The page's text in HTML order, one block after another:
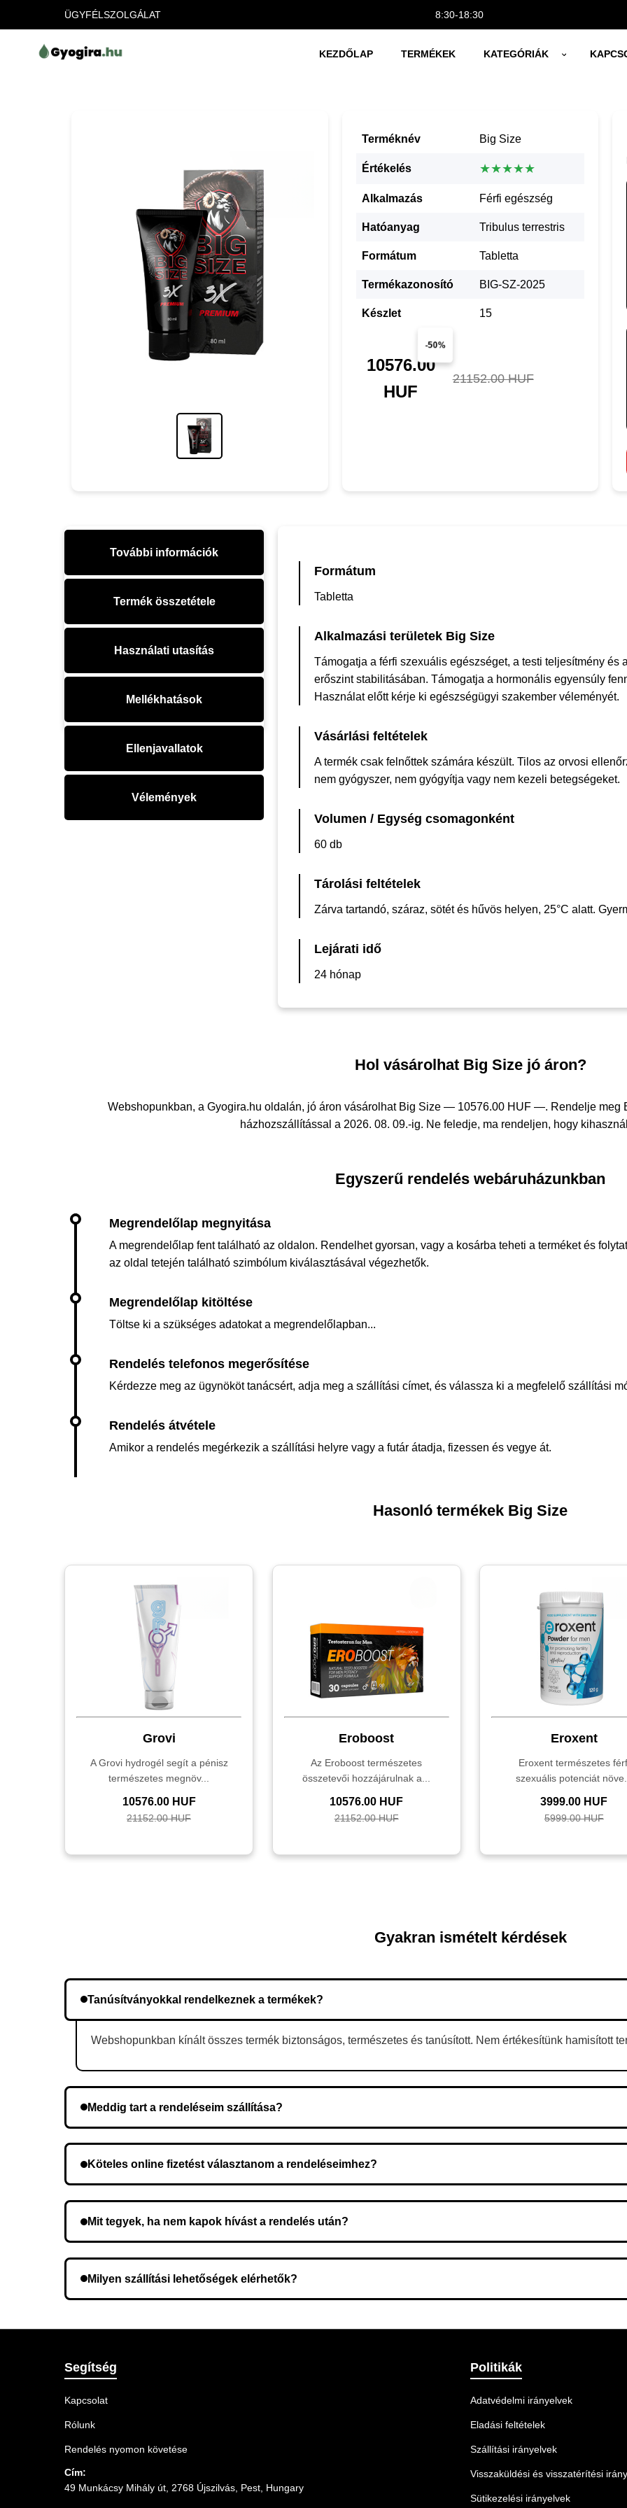
ÜGYFÉLSZOLGÁLAT 8:30-18:30
KEZDŐLAP TERMÉKEK KATEGÓRIÁK
Terméknév Big Size
Értékelés ★★★★★
Alkalmazás Férfi egészség
Hatóanyag Tribulus terrestris
Formátum Tabletta
Termékazonosító BIG-SZ-2025
Készlet 15
-50%
10576.00
HUF
21152.00 HUF
További információk
Termék összetétele
Használati utasítás
Mellékhatások
Ellenjavallatok
Vélemények
Formátum
Tabletta
Alkalmazási területek Big Size
Támogatja a férfi szexuális egészséget, a testi teljesítmény és
erőszint stabilitásában. Támogatja a hormonális egyensúly
Használat előtt kérje ki egészségügyi szakember véleményét.
Vásárlási feltételek
A termék csak felnőttek számára készült. Tilos az orvosi
nem gyógyszer, nem gyógyítja vagy nem kezeli betegségeket.
Volumen / Egység csomagonként
60 db
Tárolási feltételek
Zárva tartandó, száraz, sötét és hűvös helyen, 25°C alatt.
Lejárati idő
24 hónap
Hol vásárolhat Big Size jó áron?
Webshopunkban, a Gyogira.hu oldalán, jó áron vásárolhat Big Size — 10576.00 HUF —. Rendelje
házhozszállítással a 2026. 08. 09.-ig. Ne feledje, ma rendeljen, hogy
Egyszerű rendelés webáruházunkban
A megrendelőlap fent található az oldalon. Rendelhet gyorsan, vagy a kosárba teheti a terméket és
az oldal tetején található szimbólum kiválasztásával végezhetők.
Töltse ki a szükséges adatokat a megrendelőlapban...
Kérdezze meg az ügynököt tanácsért, adja meg a szállítási címet, és válassza ki a megfelelő szállítási
Amikor a rendelés megérkezik a szállítási helyre vagy a futár átadja, fizessen és vegye át.
Hasonló termékek Big Size
Grovi
A Grovi hydrogél segít a pénisz
természetes megnöv...
10576.00 HUF
21152.00 HUF
Eroboost
Az Eroboost természetes
összetevői hozzájárulnak a...
10576.00 HUF
21152.00 HUF
Eroxent
Eroxent természetes
szexuális potenciát növe...
3999.00 HUF
5999.00 HUF
Gyakran ismételt kérdések
Tanúsítványokkal rendelkeznek a termékek?
Webshopunkban kínált összes termék biztonságos, természetes és tanúsított. Nem értékesítünk hamisított
Meddig tart a rendeléseim szállítása?
Köteles online fizetést választanom a rendeléseimhez?
Mit tegyek, ha nem kapok hívást a rendelés után?
Milyen szállítási lehetőségek elérhetők?
Segítség
Kapcsolat
Rólunk
Rendelés nyomon követése
Cím:
49 Munkácsy Mihály út, 2768 Újszilvás, Pest, Hungary
Politikák
Adatvédelmi irányelvek
Eladási feltételek
Szállítási irányelvek
Visszaküldési és visszatérítési
Sütikezelési irányelvek